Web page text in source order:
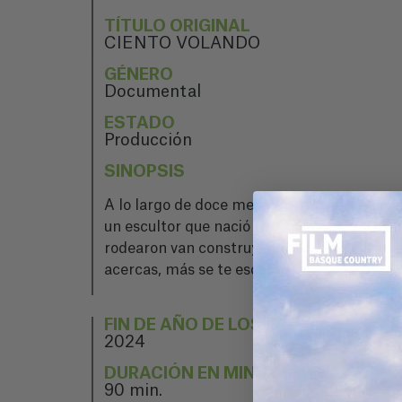
TÍTULO ORIGINAL
CIENTO VOLANDO
GÉNERO
Documental
ESTADO
Producción
SINOPSIS
A lo largo de doce meses, mientras la
un escultor que nació hace cien años. Allí,
rodearon van construyendo en el aire la
acercas, más se te escapa.
FIN DE AÑO DE LOS PROYECTOS
2024
DURACIÓN EN MINUTOS
90 min.